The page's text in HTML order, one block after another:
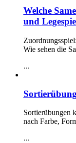
Welche
und
Wie sehen die
...
Sortierübungen
nach Farbe,
...